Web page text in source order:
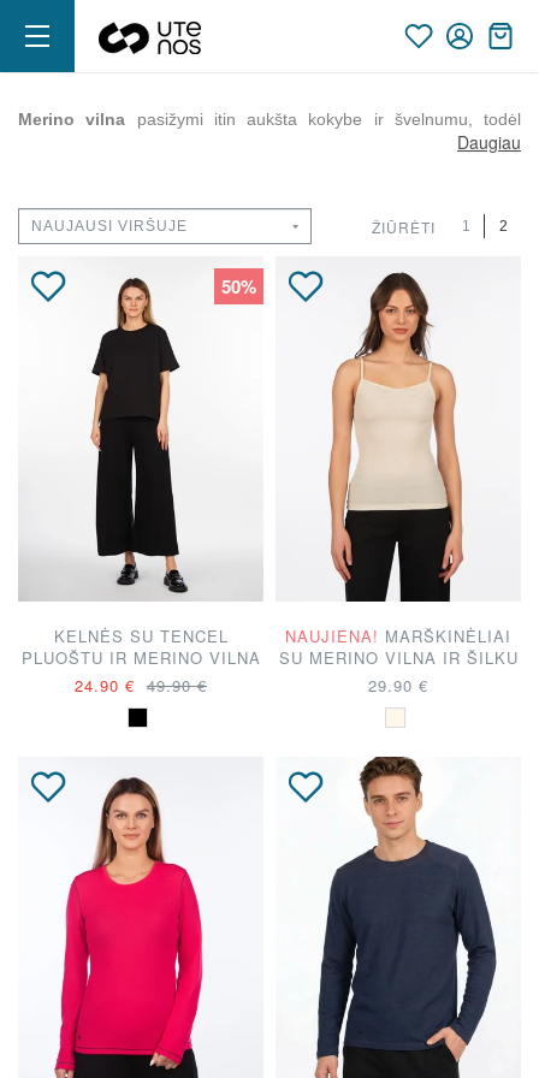
Merino vilna pasižymi itin aukšta kokybe ir švelnumu, todėl
puikiai tinka jautriai odai. Taip pat ji pralaidi orui, yra antibakterinė
Daugiau
ŽIŪRĖTI 1 2
50%
KELNĖS SU TENCEL
PLUOŠTU IR MERINO VILNA
24.90 € 49.90 €
NAUJIENA! MARŠKINĖLIAI
SU MERINO VILNA IR ŠILKU
29.90 €